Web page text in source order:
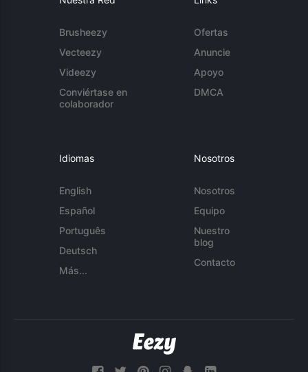
Brusheezy
Vecteezy
Videezy
Conviértase en
colaborador
Ofertas
Anuncie
Apoyo
DMCA
Idiomas
English
Español
Português
Deutsch
Más...
Nosotros
Nosotros
Equipo
Nuestro
blog
Contacto